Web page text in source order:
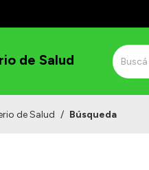
de Salud
de Salud / Búsqueda